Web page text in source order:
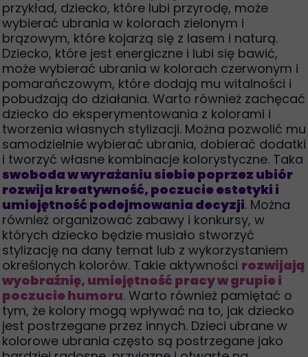
przykład, dziecko, które lubi przyrodę, może
wybierać ubrania w kolorach zielonym i
brązowym, które kojarzą się z lasem i naturą.
Dziecko, które jest energiczne i lubi się bawić,
może wybierać ubrania w kolorach czerwonym i
pomarańczowym, które dodają mu witalności i
pobudzają do działania. Warto również zachęcać
dziecko do eksperymentowania z kolorami i
tworzenia własnych stylizacji. Można pozwolić mu
samodzielnie wybierać ubrania, dobierać dodatki
i tworzyć własne kombinacje kolorystyczne. Taka
swoboda w wyrażaniu siebie poprzez ubiór
rozwija kreatywność, poczucie estetyki i
umiejętność podejmowania decyzji. Można
również organizować zabawy i konkursy, w
których dziecko będzie musiało stworzyć
stylizację na dany temat lub z wykorzystaniem
określonych kolorów. Takie aktywności rozwijają
wyobraźnię, umiejętność pracy w grupie i
poczucie humoru. Warto również pamiętać o
tym, że kolory mogą wpływać na to, jak dziecko
jest postrzegane przez innych. Dzieci ubrane w
kolorowe ubrania często są postrzegane jako